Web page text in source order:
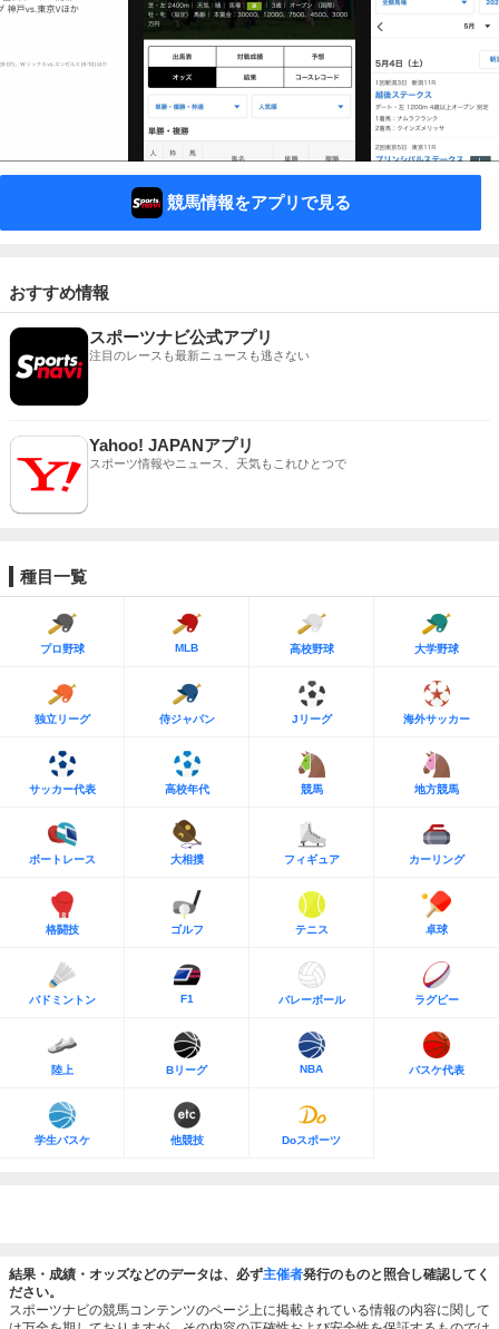
競馬情報をアプリで見る
おすすめ情報
スポーツナビ公式アプリ
注目のレースも最新ニュースも逃さない
Yahoo! JAPANアプリ
スポーツ情報やニュース、天気もこれひとつで
種目一覧
プロ野球 MLB 高校野球 大学野球
独立リーグ 侍ジャパン Jリーグ 海外サッカー
サッカー代表 高校年代 競馬 地方競馬
ボートレース 大相撲 フィギュア カーリング
格闘技 ゴルフ テニス 卓球
バドミントン F1 バレーボール ラグビー
陸上 Bリーグ NBA バスケ代表
学生バスケ 他競技 Doスポーツ
結果・成績・オッズなどのデータは、必ず主催者発行のものと照合し確認してく
ださい。
スポーツナビの競馬コンテンツのページ上に掲載されている情報の内容に関して